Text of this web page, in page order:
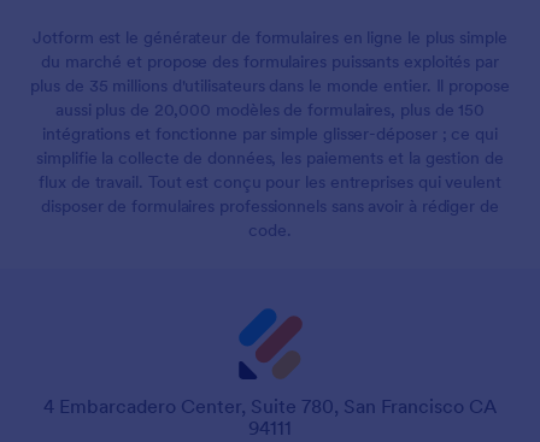
Jotform est le générateur de formulaires en ligne le plus simple
du marché et propose des formulaires puissants exploités par
plus de 35 millions d'utilisateurs dans le monde entier. Il propose
aussi plus de 20,000 modèles de formulaires, plus de 150
intégrations et fonctionne par simple glisser-déposer ; ce qui
simplifie la collecte de données, les paiements et la gestion de
flux de travail. Tout est conçu pour les entreprises qui veulent
disposer de formulaires professionnels sans avoir à rédiger de
code.
4 Embarcadero Center, Suite 780, San Francisco CA
94111